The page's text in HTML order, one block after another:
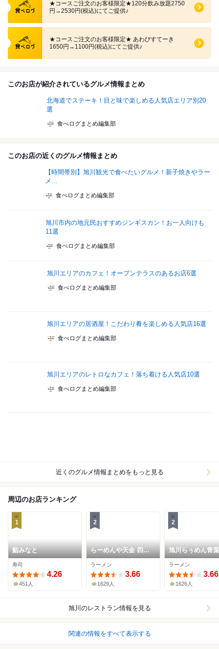
★コースご注文のお客様限定★120分飲み放題2750
円→2530円(税込)にてご提供♪
食べログ クーポン
★コースご注文のお客様限定★ あわびすてーき
1650円→1100円(税込)にてご提供♪
このお店が紹介されているグルメ情報まとめ
北海道でステーキ！目と味で楽しめる人気店エリア別20
選
食べログまとめ編集部
このお店の近くのグルメ情報まとめ
【時間帯別】旭川観光で食べたいグルメ！新子焼きやラー
メ...
食べログまとめ編集部
旭川市内の地元民おすすめジンギスカン！お一人向けも
11選
食べログまとめ編集部
旭川エリアのカフェ！オープンテラスのあるお店6選
食べログまとめ編集部
旭川エリアの居酒屋！こだわり肴を楽しめる人気店16選
食べログまとめ編集部
旭川エリアのレトロなカフェ！落ち着ける人気店10選
食べログまとめ編集部
近くのグルメ情報まとめをもっと見る
周辺のお店ランキング
1
鮨みなと
寿司
4.26
451人
2
らーめんや天金 四条
店
ラーメン
3.66
1629人
2
旭川らぅめん青
店
ラーメン
3.66
1626人
旭川 のレストラン情報を見る
関連の情報をすべて表示する